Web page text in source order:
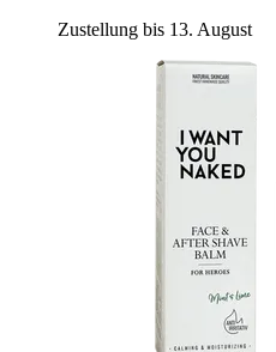
Zustellung bis 13. August